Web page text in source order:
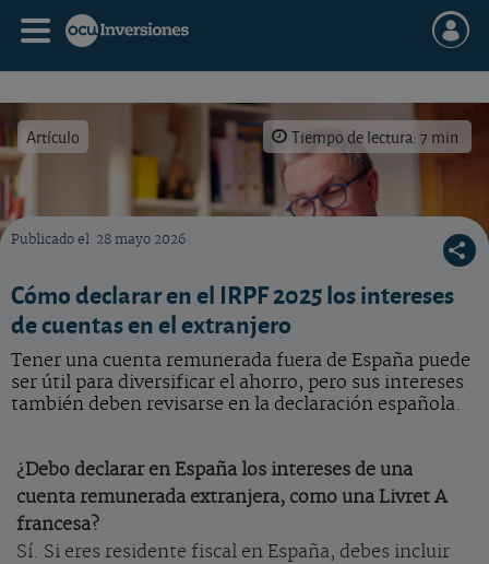
Artículo Tiempo de lectura: 7 min.
Publicado el 28 mayo 2026
Cómo declarar en el IRPF 2025 los intereses
de cuentas en el extranjero
Tener una cuenta remunerada fuera de España puede
ser útil para diversificar el ahorro, pero sus intereses
también deben revisarse en la declaración española.
¿Debo declarar en España los intereses de una
cuenta remunerada extranjera, como una Livret A
francesa?
Sí. Si eres residente fiscal en España, debes incluir